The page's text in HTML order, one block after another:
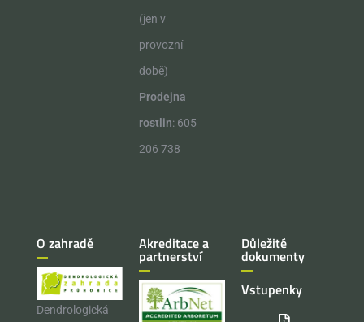
(jen v
provozní
době)
Prodejna
rostlin: 605
206 738
O zahradě
Dendrologická
Akreditace a
partnerství
Důležité
dokumenty
Vstupenky